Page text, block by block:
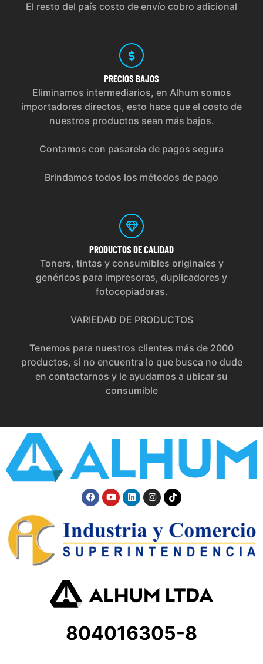
El resto del país costo de envío cobro adicional
PRECIOS BAJOS
Eliminamos intermediarios, en Alhum somos
importadores directos, esto hace que el costo de
nuestros productos sean más bajos.
Contamos con pasarela de pagos segura
Brindamos todos los métodos de pago
PRODUCTOS DE CALIDAD
Toners, tintas y consumibles originales y
genéricos para impresoras, duplicadores y
fotocopiadoras.
VARIEDAD DE PRODUCTOS
Tenemos para nuestros clientes más de 2000
productos, si no encuentra lo que busca no dude
en contactarnos y le ayudamos a ubicar su
consumible
804016305-8